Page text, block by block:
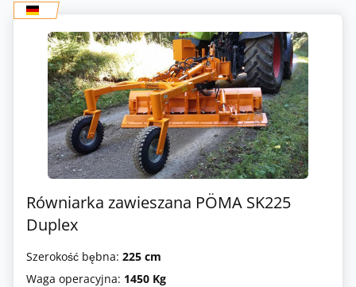
Równiarka zawieszana PÖMA SK225
Duplex
Szerokość bębna: 225 cm
Waga operacyjna: 1450 Kg